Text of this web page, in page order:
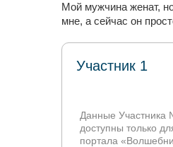
Мой мужчина женат,
мне, а сейчас он
Участник 1
Данные Участника
доступны только
портала